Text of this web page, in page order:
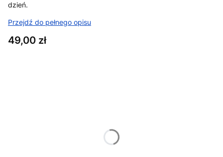
dzień.
Przejdź do pełnego opisu
Cena
49,00 zł